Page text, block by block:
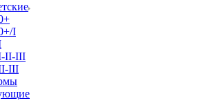
I
II-III
III